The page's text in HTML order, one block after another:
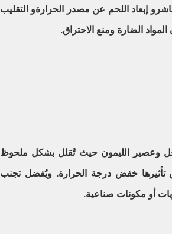
إبعاد اللحم عن مصدر الحرارةو التقليب
الضارة ومنع الاحتراق.
وعصير الليمون حيث تُقلل بشكل ملحوظ
تأثيرها خفض درجة الحرارة. ويُفضل تجنب
أو مكونات صناعية.